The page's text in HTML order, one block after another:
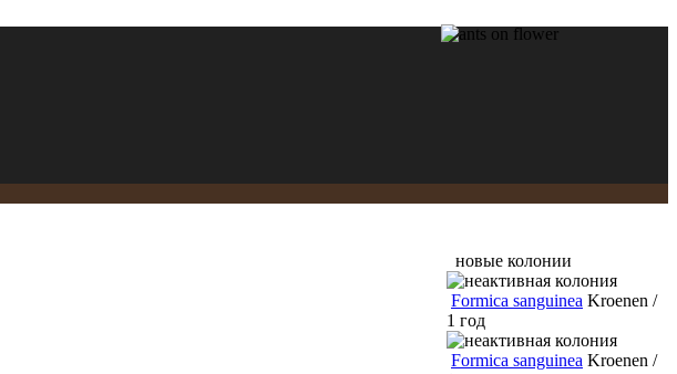
новые колонии
Formica sanguinea Kroenen /
1 год
Formica sanguinea Kroenen /